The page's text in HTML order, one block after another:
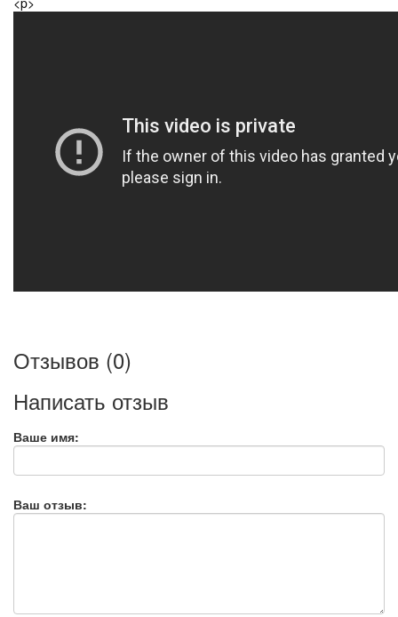
Отзывов (0)
Написать отзыв
Ваше имя:
Ваш отзыв: